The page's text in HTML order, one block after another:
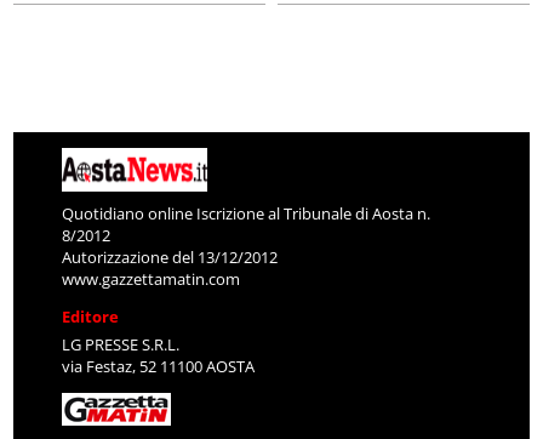
Quotidiano online Iscrizione al Tribunale di Aosta n.
8/2012
Autorizzazione del 13/12/2012
www.gazzettamatin.com
Editore
LG PRESSE S.R.L.
via Festaz, 52 11100 AOSTA